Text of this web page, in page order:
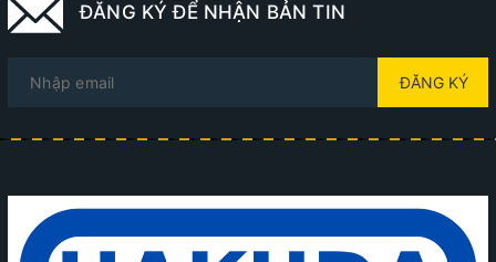
ĐĂNG KÝ ĐỂ NHẬN BẢN TIN
ĐĂNG KÝ